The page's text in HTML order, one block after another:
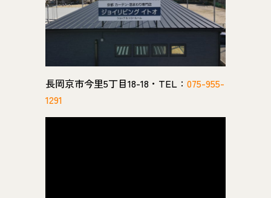
長岡京市今里5丁目18-18・TEL： 075-955-
1291